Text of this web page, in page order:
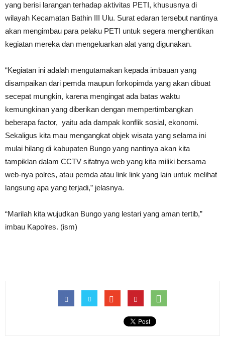
yang berisi larangan terhadap aktivitas PETI, khususnya di
wilayah Kecamatan Bathin III Ulu. Surat edaran tersebut nantinya
akan mengimbau para pelaku PETI untuk segera menghentikan
kegiatan mereka dan mengeluarkan alat yang digunakan.
“Kegiatan ini adalah mengutamakan kepada imbauan yang
disampaikan dari pemda maupun forkopimda yang akan dibuat
secepat mungkin, karena mengingat ada batas waktu
kemungkinan yang diberikan dengan mempertimbangkan
beberapa factor, yaitu ada dampak konflik sosial, ekonomi.
Sekaligus kita mau mengangkat objek wisata yang selama ini
mulai hilang di kabupaten Bungo yang nantinya akan kita
tampiklan dalam CCTV sifatnya web yang kita miliki bersama
web-nya polres, atau pemda atau link link yang lain untuk melihat
langsung apa yang terjadi,” jelasnya.
“Marilah kita wujudkan Bungo yang lestari yang aman tertib,”
imbau Kapolres. (ism)